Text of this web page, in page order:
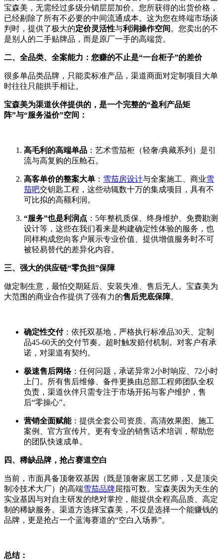
宝森美，无需经过多级分销层层加价。您所获得的出货价格，
已经剔除了所有不必要的中间流通成本。这为您在终端市场谈
判时，提供了极大的定价灵活性与利润操作空间 。您卖出的不
是别人的二手贴牌品，而是原厂一手的高端货。
二、全品类、全案能力：您赚的不止是“一台柜子”的差价
很多单品类品牌，只能卖标准产品，渠道商面对定制项目大单
时往往只能拱手相让。
宝森美为渠道伙伴提供的，是一个完整的“盈利产品矩
阵”与“服务溢价”空间：
高毛利的高端单品 ：艺术雪茄柜（轻奢/典藏系列）是引
流与高复购的压舱石。
高客单价的整案大单 ： 雪茄房设计与全案施工、商业雪
茄吧交钥匙工程，这些动辄数十万的集成项目，具有不
可比拟的高额利润。
“服务”也是利润点 ：5年整机质保、终身维护、免费勘测
设计等，这些在我们看来是构建确定性体验的服务，也
同样构成您向客户展示专业价值、提供增值服务时不可
被轻易替代的差异化内容。
三、强大的供应链“零负担”保障
做定制生意，最怕交期延后、安装失准、售后无人。宝森美为
大范围的商业合作提供了强有力的售后兜底保障。
确定性交付：依托双基地，严格执行标准品30天、定制
品45-60天的交付节奏。超时触发赔付机制。对客户有承
诺，对渠道有契约。
极速售后网络：任何问题，承诺异常2小时响应、72小时
上门。所有售后维修、备件更换由总部工程师团队全权
负责，渠道伙伴只需专注于市场开拓与客户维护，售
后“零操心”。
营销全面赋能：提供全套公司资质、高清效果图、施工
案例、官方宣传片。更有专业的销售话术培训，帮助您
的团队快速成单。
四、稀缺品牌，抢占赛道空白
当前，市面具备顶奢双基因（既是顶奢家居工艺师，又是顶尖
制冷技术大厂）的高端雪茄品牌屈指可数。宝森美因为天生的
实业基因与对自主研发的绝对掌控，能提供全程高品质、高定
制的稀缺服务。渠道方选择宝森美，不仅是选择一个能赚钱的
品牌，更是抢占一个蓝海赛道的“空白入场券”。
总结：